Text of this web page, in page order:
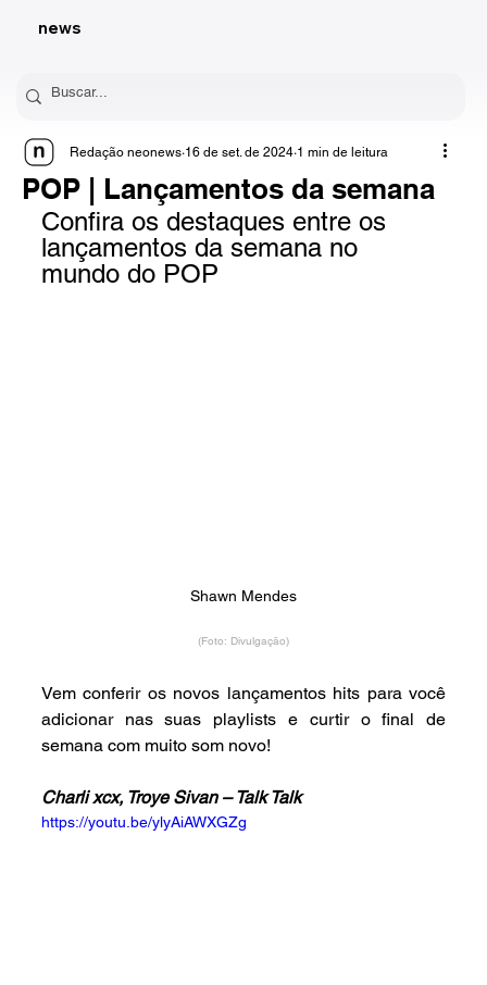
news
POP | Lançamentos da semana
Redação neonews 16 de set. de 2024 1 min de leitura
Confira os destaques entre os
lançamentos da semana no
mundo do POP
Shawn Mendes
(Foto: Divulgação)
Vem conferir os novos lançamentos hits para você
adicionar nas suas playlists e curtir o final de
semana com muito som novo!
Charli xcx, Troye Sivan – Talk Talk
https://youtu.be/ylyAiAWXGZg